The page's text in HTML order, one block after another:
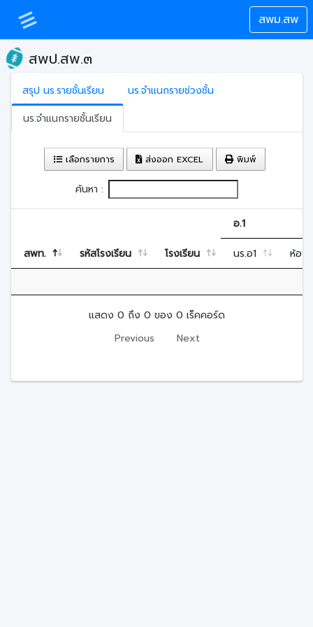
สพม.สพ
สพป.สพ.๓
สรุป นร.รายชั้นเรียน
นร.จำแนกรายช่วงชั้น
นร.จำแนกรายชั้นเรียน
เลือกรายการ ส่งออก EXCEL พิมพ์
ค้นหา :
สพท. รหัสโรงเรียน โรงเรียน
อ.1
นร.อ1 ห้อง.
แสดง 0 ถึง 0 ของ 0 เร็คคอร์ด
Previous
Next